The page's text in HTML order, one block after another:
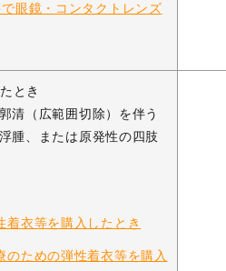
眼鏡・コンタクトレンズ
とき
清（広範囲切除）を伴う
腫、または原発性の四肢
着衣等を購入したとき
ための弾性着衣等を購入